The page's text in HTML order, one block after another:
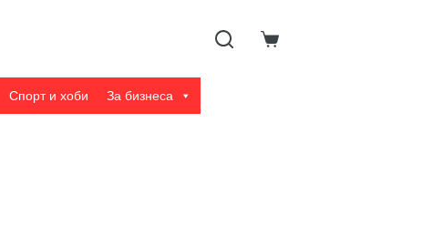
Shopping
Спорт и хоби За бизнеса